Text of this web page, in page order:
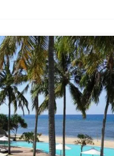
à jour Juin
2024, Lombok vs Gili
nous
installer à proximité
à Pantai Sire (ou
plage de Sire).